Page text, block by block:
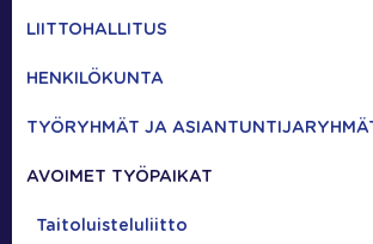
LIITTOHALLITUS
HENKILÖKUNTA
TYÖRYHMÄT JA
AVOIMET TYÖPAIKAT
Taitoluisteluliitto